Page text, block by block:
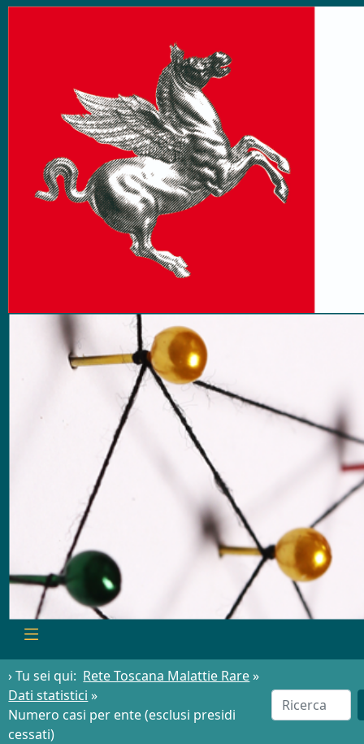
› Tu sei qui: Rete Toscana Malattie Rare»
Dati statistici »
Numero casi per ente (esclusi presidi
cessati)